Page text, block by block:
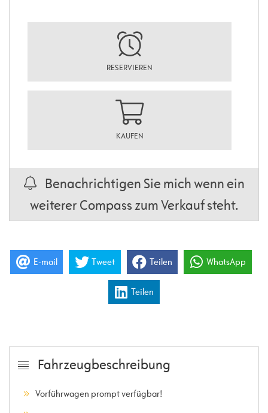
RESERVIEREN
KAUFEN
Benachrichtigen Sie mich wenn ein
weiterer Compass zum Verkauf steht.
E-mail Tweet Teilen WhatsApp
Teilen
Fahrzeugbeschreibung
Vorführwagen prompt verfügbar!